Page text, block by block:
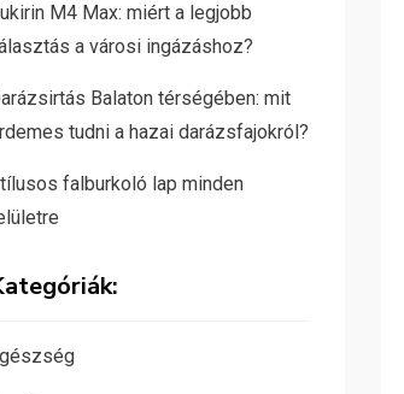
M4 Max: miért a legjobb
a városi ingázáshoz?
Balaton térségében: mit
tudni a hazai darázsfajokról?
falburkoló lap minden